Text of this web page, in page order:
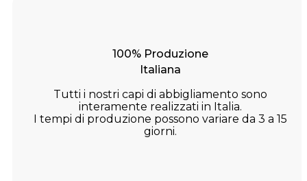
100% Produzione
Italiana
Tutti i nostri capi di abbigliamento sono
interamente realizzati in Italia.
I tempi di produzione possono variare da 3 a 15
giorni.